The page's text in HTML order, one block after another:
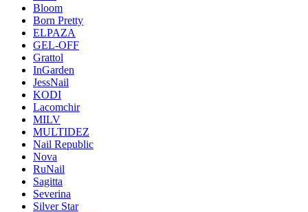
Bloom
Born Pretty
ELPAZA
GEL-OFF
Grattol
InGarden
JessNail
KODI
Lacomchir
MILV
MULTIDEZ
Nail Republic
Nova
RuNail
Sagitta
Severina
Silver Star